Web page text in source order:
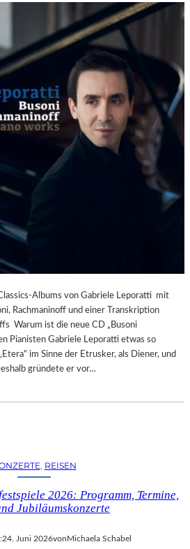
Albums von Gabriele Leporatti mit
Rachmaninoff und einer Transkription
Warum ist die neue CD „Busoni
Pianisten Gabriele Leporatti etwas so
im Sinne der Etrusker, als Diener, und
gründete er vor…
, REISEN
2026: Programm, Termine,
Jubiläumskonzerte
24. Juni 2026vonMichaela Schabel